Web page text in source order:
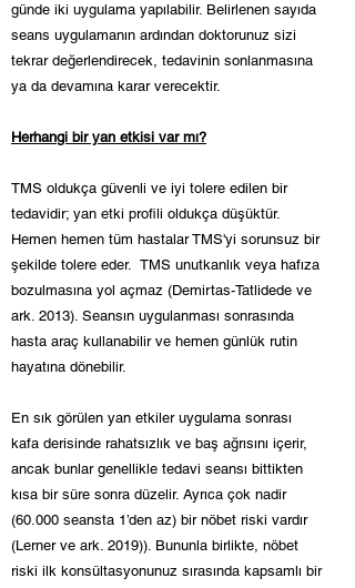
günde iki uygulama yapılabilir. Belirlenen sayıda
seans uygulamanın ardından doktorunuz sizi
tekrar değerlendirecek, tedavinin sonlanmasına
ya da devamına karar verecektir.
Herhangi bir yan etkisi var mı?
TMS oldukça güvenli ve iyi tolere edilen bir
tedavidir; yan etki profili oldukça düşüktür.
Hemen hemen tüm hastalar TMS'yi sorunsuz bir
şekilde tolere eder. TMS unutkanlık veya hafıza
bozulmasına yol açmaz (Demirtas-Tatlidede ve
ark. 2013). Seansın uygulanması sonrasında
hasta araç kullanabilir ve hemen günlük rutin
hayatına dönebilir.
En sık görülen yan etkiler uygulama sonrası
kafa derisinde rahatsızlık ve baş ağrısını içerir,
ancak bunlar genellikle tedavi seansı bittikten
kısa bir süre sonra düzelir. Ayrıca çok nadir
(60.000 seansta 1’den az) bir nöbet riski vardır
(Lerner ve ark. 2019)). Bununla birlikte, nöbet
riski ilk konsültasyonunuz sırasında kapsamlı bir